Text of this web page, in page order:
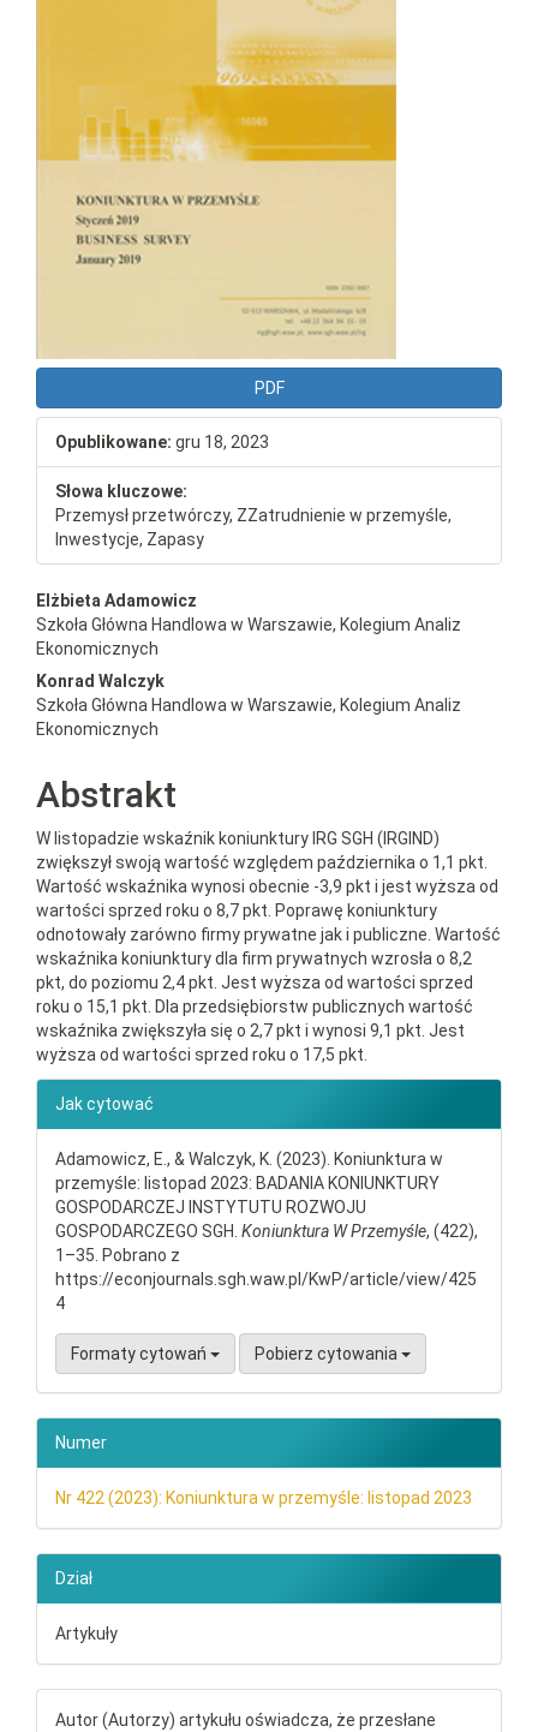
PDF
Opublikowane: gru 18, 2023
Słowa kluczowe:
Przemysł przetwórczy, ZZatrudnienie w przemyśle,
Inwestycje, Zapasy
Elżbieta Adamowicz
Szkoła Główna Handlowa w Warszawie, Kolegium Analiz
Ekonomicznych
Konrad Walczyk
Szkoła Główna Handlowa w Warszawie, Kolegium Analiz
Ekonomicznych
Abstrakt
W listopadzie wskaźnik koniunktury IRG SGH (IRGIND)
zwiększył swoją wartość względem października o 1,1 pkt.
Wartość wskaźnika wynosi obecnie -3,9 pkt i jest wyższa od
wartości sprzed roku o 8,7 pkt. Poprawę koniunktury
odnotowały zarówno firmy prywatne jak i publiczne. Wartość
wskaźnika koniunktury dla firm prywatnych wzrosła o 8,2
pkt, do poziomu 2,4 pkt. Jest wyższa od wartości sprzed
roku o 15,1 pkt. Dla przedsiębiorstw publicznych wartość
wskaźnika zwiększyła się o 2,7 pkt i wynosi 9,1 pkt. Jest
wyższa od wartości sprzed roku o 17,5 pkt.
Jak cytować
Adamowicz, E., & Walczyk, K. (2023). Koniunktura w
przemyśle: listopad 2023: BADANIA KONIUNKTURY
GOSPODARCZEJ INSTYTUTU ROZWOJU
GOSPODARCZEGO SGH. Koniunktura W Przemyśle, (422),
1–35. Pobrano z
https://econjournals.sgh.waw.pl/KwP/article/view/425
4
Formaty cytowań Pobierz cytowania
Numer
Nr 422 (2023): Koniunktura w przemyśle: listopad 2023
Dział
Artykuły
Autor (Autorzy) artykułu oświadcza, że przesłane